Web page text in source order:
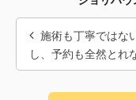
施術も丁寧ではな
し、予約も全然とれ